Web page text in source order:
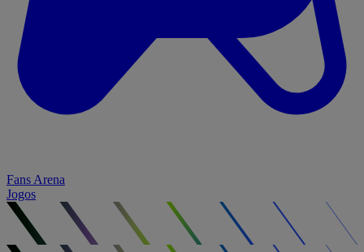
Fans Arena
Jogos